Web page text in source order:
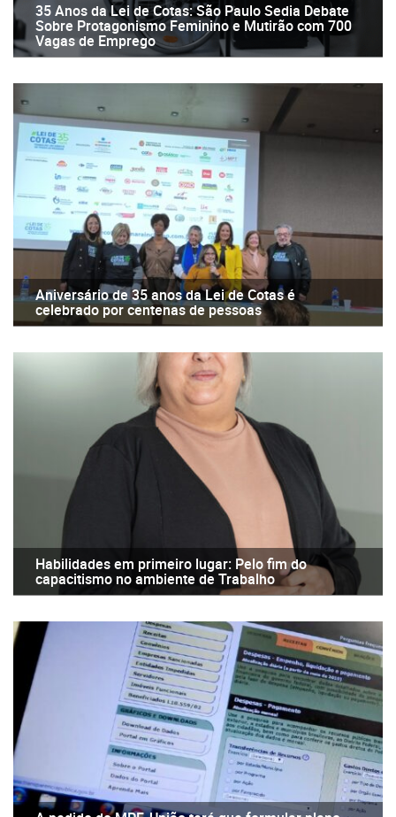
35 Anos da Lei de Cotas: São Paulo Sedia Debate
Sobre Protagonismo Feminino e Mutirão com 700
Vagas de Emprego
Aniversário de 35 anos da Lei de Cotas é
celebrado por centenas de pessoas
Habilidades em primeiro lugar: Pelo fim do
capacitismo no ambiente de Trabalho